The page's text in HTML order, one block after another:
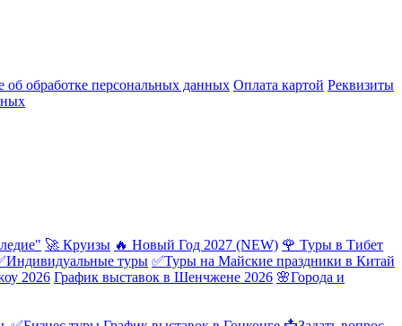
об обработке персональных данных Оплата картой Реквизиты
🚀 Круизы 🔥 Новый Год 2027 (NEW) 🌹 Туры в Тибет
туры ✅Туры на Майские праздники в Китай
2026 График выставок в Шенчжене 2026 🌸Города и